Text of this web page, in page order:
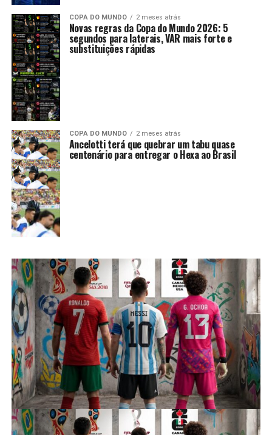
COPA DO MUNDO 2 meses atrás
Novas regras da Copa do Mundo 2026: 5
segundos para laterais, VAR mais forte e
substituições rápidas
COPA DO MUNDO 2 meses atrás
Ancelotti terá que quebrar um tabu quase
centenário para entregar o Hexa ao Brasil